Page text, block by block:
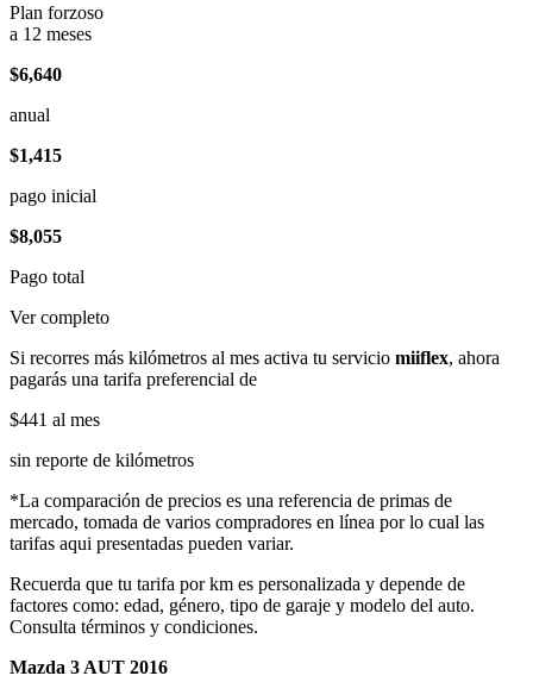
Plan forzoso
a 12 meses
$6,640
anual
$1,415
pago inicial
$8,055
Pago total
Ver completo
Si recorres más kilómetros al mes activa tu servicio miiflex, ahora
pagarás una tarifa preferencial de
$441 al mes
sin reporte de kilómetros
*La comparación de precios es una referencia de primas de
mercado, tomada de varios compradores en línea por lo cual las
tarifas aqui presentadas pueden variar.
Recuerda que tu tarifa por km es personalizada y depende de
factores como: edad, género, tipo de garaje y modelo del auto.
Consulta términos y condiciones.
Mazda 3 AUT 2016